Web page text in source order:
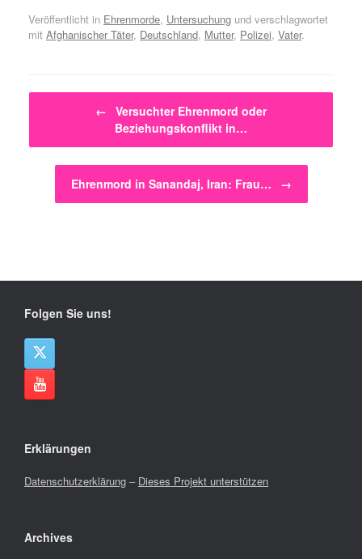
Veröffentlicht in Ehrenmorde, Untersuchung und verschlagwortet
mit Afghanischer Täter, Deutschland, Mutter, Polizei, Vater.
Beitragsnavigation
← Versuchter Ehrenmord oder
Beziehungskonflikt in…
Ehrenmord in Sanandaj, Iran: Frau… →
Folgen Sie uns!
Erklärungen
Datenschutzerklärung – Dieses Projekt unterstützen
Archives